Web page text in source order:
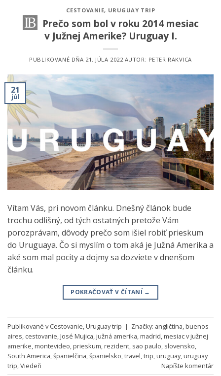
CESTOVANIE, URUGUAY TRIP
Prečo som bol v roku 2014 mesiac
v Južnej Amerike? Uruguay I.
PUBLIKOVANÉ DŇA 21. JÚLA 2022 AUTOR: PETER RAKVICA
21
júl
Vítam Vás, pri novom článku. Dnešný článok bude
trochu odlišný, od tých ostatných pretože Vám
porozprávam, dôvody prečo som išiel robiť prieskum
do Uruguaya. Čo si myslím o tom aká je Južná Amerika a
aké som mal pocity a dojmy sa dozviete v dnenšom
článku.
POKRAČOVAŤ V ČÍTANÍ →
Publikované vCestovanie Uruguay trip | Značky: angličtina buenos
aires cestovanie José Mujica južná amerika madrid mesiac v južnej
amerike montevideo prieskum rezident sao paulo slovensko
South America španielčina španielsko travel trip uruguay, uruguay
trip Viedeň Napíšte komentár